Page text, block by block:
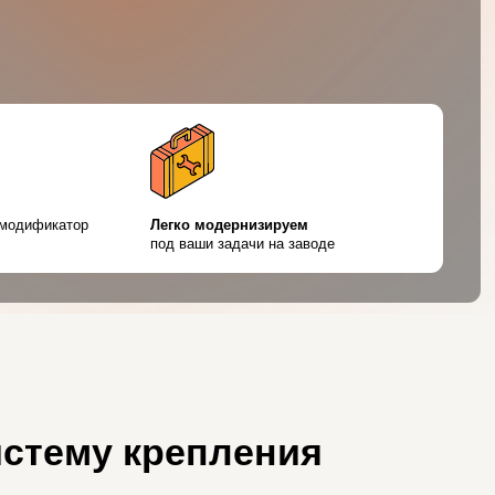
Легко модернизируем
под ваши задачи на заводе
крепления